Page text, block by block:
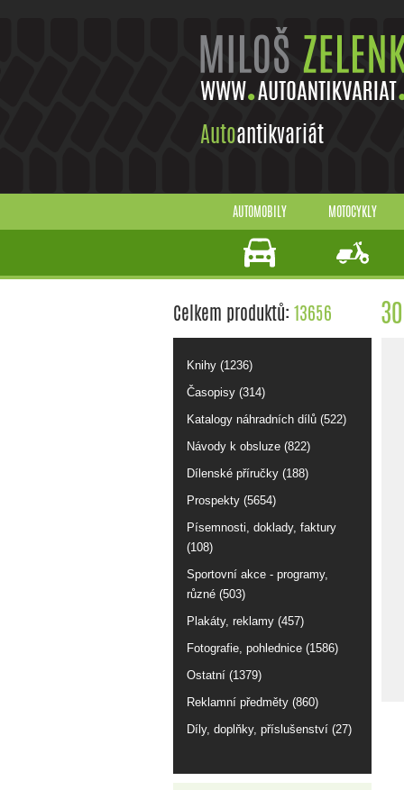
Autoantikvariát
AUTOMOBILY MOTOCYKLY
Celkem produktů: 13656
Knihy (1236)
Časopisy (314)
Katalogy náhradních dílů (522)
Návody k obsluze (822)
Dílenské příručky (188)
Prospekty (5654)
Písemnosti, doklady, faktury
(108)
Sportovní akce - programy,
různé (503)
Plakáty, reklamy (457)
Fotografie, pohlednice (1586)
Ostatní (1379)
Reklamní předměty (860)
Díly, doplňky, příslušenství (27)